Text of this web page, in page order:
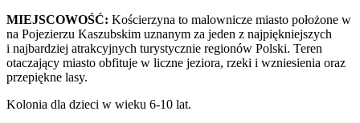
MIEJSCOWOŚĆ: Kościerzyna to malownicze miasto położone w
na Pojezierzu Kaszubskim uznanym za jeden z najpiękniejszych
i najbardziej atrakcyjnych turystycznie regionów Polski. Teren
otaczający miasto obfituje w liczne jeziora, rzeki i wzniesienia oraz
przepiękne lasy.
Kolonia dla dzieci w wieku 6-10 lat.